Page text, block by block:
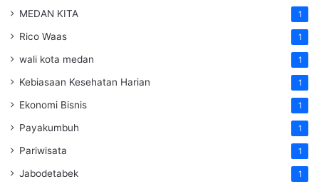
MEDAN KITA 1
Rico Waas 1
wali kota medan 1
Kebiasaan Kesehatan Harian 1
Ekonomi Bisnis 1
Payakumbuh 1
Pariwisata 1
Jabodetabek 1